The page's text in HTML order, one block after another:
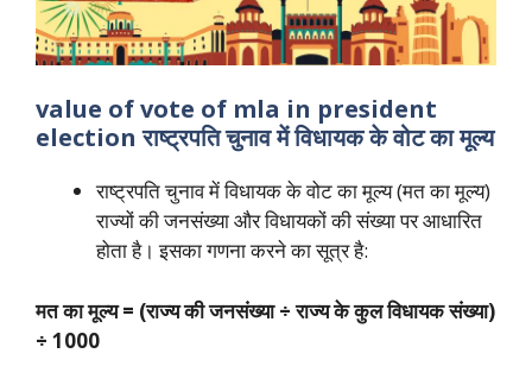
value of vote of mla in president
election राष्ट्रपति चुनाव में विधायक के वोट का मूल्य
राष्ट्रपति चुनाव में विधायक के वोट का मूल्य (मत का मूल्य)
राज्यों की जनसंख्या और विधायकों की संख्या पर आधारित
होता है। इसका गणना करने का सूत्र है:
मत का मूल्य = (राज्य की जनसंख्या ÷ राज्य के कुल विधायक संख्या)
÷ 1000